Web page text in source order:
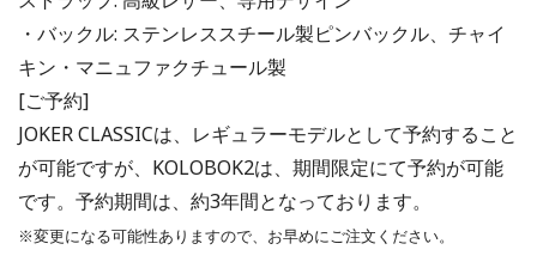
・バックル: ステンレススチール製ピンバックル、チャイ
キン・マニュファクチュール製
[ご予約]
JOKER CLASSICは、レギュラーモデルとして予約すること
が可能ですが、KOLOBOK2は、期間限定にて予約が可能
です。予約期間は、約3年間となっております。
※変更になる可能性ありますので、お早めにご注文ください。